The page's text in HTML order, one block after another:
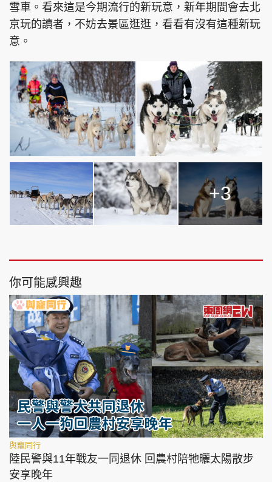
雪車。看來這是今期流行的新玩意，新年期間會去北
京玩的讀者，不妨去景區逛逛，看看有沒有這種新玩
意。
+3
你可能感興趣
與寵同行
陸民警與11年戰友一同退休 回農村陪牠曬太陽散步
安享晚年